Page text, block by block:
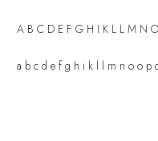
A B C D E F G H I K L L M N
a b c d e f g h i k l l m n o o p